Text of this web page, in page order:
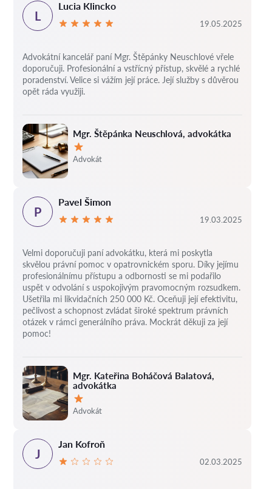
Mgr. Štěpánka Neuschlová, advokátka
Hodnocení:
Advokát
L
Lucia Klincko
19.05.2025
Advokátní kancelář paní Mgr. Štěpánky Neuschlové vřele
doporučuji. Profesionální a vstřícný přístup, skvělé a rychlé
poradenství. Velice si vážím její práce. Její služby s důvěrou
opět ráda využiji.
Mgr. Kateřina Boháčová Balatová,
advokátka
Hodnocení:
Advokát
P
Pavel Šimon
19.03.2025
Velmi doporučuji paní advokátku, která mi poskytla
skvělou právní pomoc v opatrovnickém sporu. Díky jejímu
profesionálnímu přístupu a odbornosti se mi podařilo
uspět v odvolání s uspokojivým pravomocným rozsudkem.
Ušetřila mi likvidačních 250 000 Kč. Oceňuji její efektivitu,
pečlivost a schopnost zvládat široké spektrum právních
otázek v rámci generálního práva. Mockrát děkuji za její
pomoc!
J
Jan Kofroň
02.03.2025